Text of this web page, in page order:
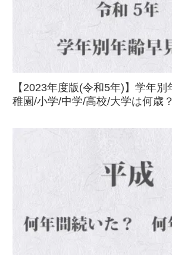
【2023年度版(令和5年)】学年
稚園/小学/中学/高校/大学は何歳？